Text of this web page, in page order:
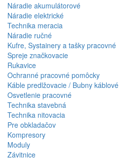
Náradie akumulátorové
Náradie elektrické
Technika meracia
Náradie ručné
Kufre, Systainery a tašky pracovné
Spreje značkovacie
Rukavice
Ochranné pracovné pomôcky
Káble predlžovacie / Bubny káblové
Osvetlenie pracovné
Technika stavebná
Technika nitovacia
Pre obkladačov
Kompresory
Moduly
Závitnice